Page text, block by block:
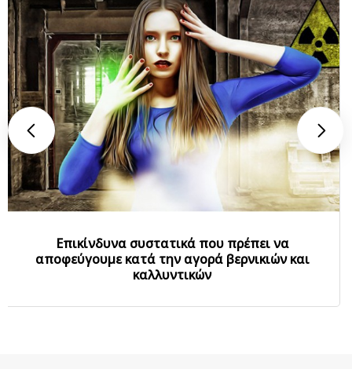
Επικίνδυνα συστατικά που πρέπει να
αποφεύγουμε κατά την αγορά βερνικιών και
καλλυντικών